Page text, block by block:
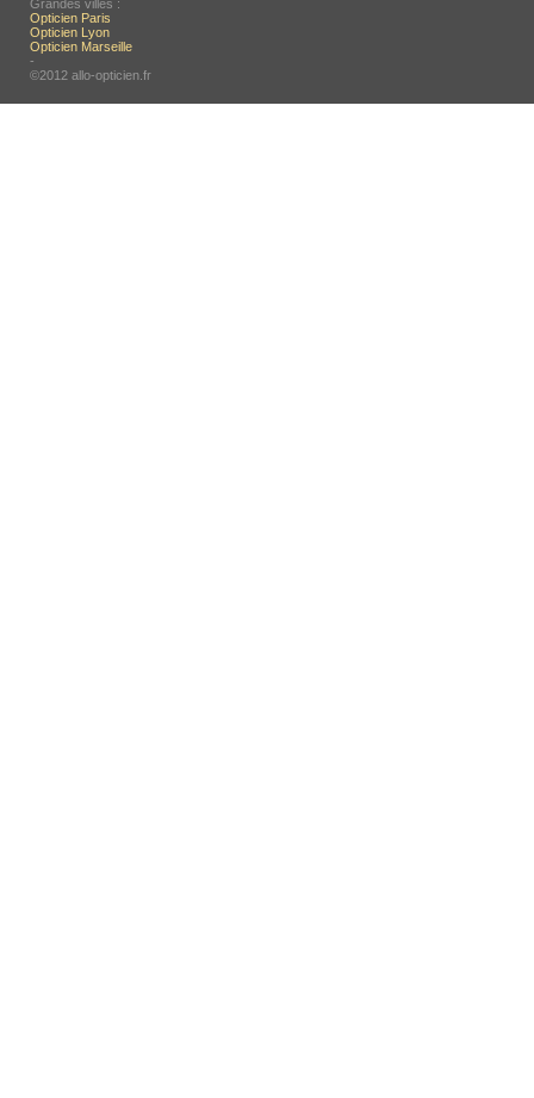
Grandes villes :
Opticien Paris
Opticien Lyon
Opticien Marseille
-
©2012 allo-opticien.fr